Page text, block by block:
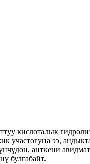
кислоталык
ээ,
анткени
булгабайт.